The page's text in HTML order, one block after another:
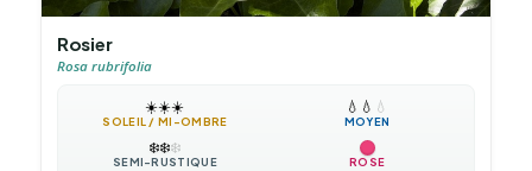
Rosier
Rosa rubrifolia
☀️☀️☀️
SOLEIL / MI-OMBRE
💧 💧 💧
MOYEN
❄️❄️❄️
SEMI-RUSTIQUE ROSE